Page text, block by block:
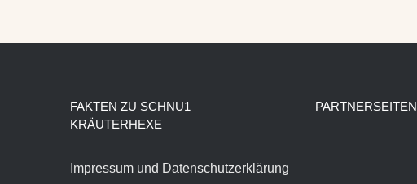
FAKTEN ZU SCHNU1 –
KRÄUTERHEXE
Impressum und Datenschutzerklärung
PARTNERSEITEN